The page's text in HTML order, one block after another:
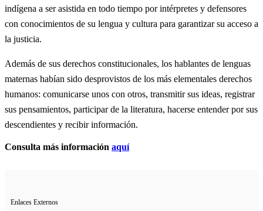
indígena a ser asistida en todo tiempo por intérpretes y defensores
con conocimientos de su lengua y cultura para garantizar su acceso a
la justicia.
Además de sus derechos constitucionales, los hablantes de lenguas
maternas habían sido desprovistos de los más elementales derechos
humanos: comunicarse unos con otros, transmitir sus ideas, registrar
sus pensamientos, participar de la literatura, hacerse entender por sus
descendientes y recibir información.
Consulta más información aquí
Enlaces Externos